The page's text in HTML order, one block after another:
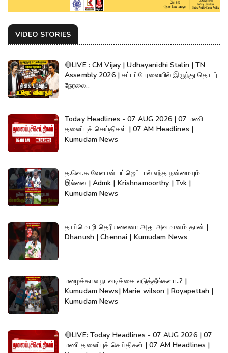
VIDEO STORIES
🔴LIVE : CM Vijay | Udhayanidhi Stalin | TN
Assembly 2026 | சட்டப்பேரவையில் இருந்து தொடர்
நேரலை..
Today Headlines - 07 AUG 2026 | 07 மணி
தலைப்புச் செய்திகள் | 07 AM Headlines |
Kumudam News
த.வெ.க வேளான் பட்ஜெட்டால் எந்த நன்மையும்
இல்லை | Admk | Krishnamoorthy | Tvk |
Kumudam News
தாய்மொழி தெரியலைனா அது அவமானம் தான் |
Dhanush | Chennai | Kumudam News
மழைக்கால நடவடிக்கை எடுத்தீங்களா..? |
Kumudam News| Marie wilson | Royapettah |
Kumudam News
🔴LIVE: Today Headlines - 07 AUG 2026 | 07
மணி தலைப்புச் செய்திகள் | 07 AM Headlines |